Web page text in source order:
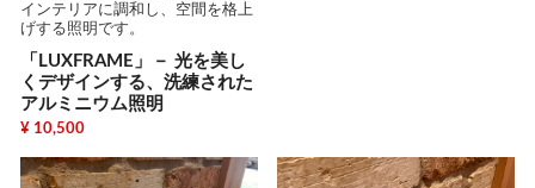
インテリアに調和し、空間を格上
げする照明です。
「LUXFRAME」－ 光を美し
くデザインする、洗練された
アルミニウム照明
¥ 10,500